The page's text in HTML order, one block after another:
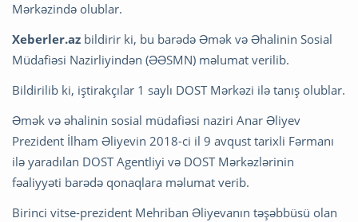
Mərkəzində olublar.
Xeberler.az bildirir ki, bu barədə Əmək və Əhalinin Sosial
Müdafiəsi Nazirliyindən (ƏƏSMN) məlumat verilib.
Bildirilib ki, iştirakçılar 1 saylı DOST Mərkəzi ilə tanış olublar.
Əmək və əhalinin sosial müdafiəsi naziri Anar Əliyev
Prezident İlham Əliyevin 2018-ci il 9 avqust tarixli Fərmanı
ilə yaradılan DOST Agentliyi və DOST Mərkəzlərinin
fəaliyyəti barədə qonaqlara məlumat verib.
Birinci vitse-prezident Mehriban Əliyevanın təşəbbüsü olan